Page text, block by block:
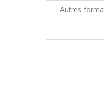
Autres